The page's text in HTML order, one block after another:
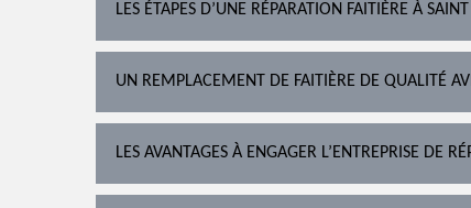
LES ÉTAPES D’UNE RÉPARATION FAITIÈRE À
UN REMPLACEMENT DE FAITIÈRE DE QUALITÉ
LES AVANTAGES À ENGAGER L’ENTREPRISE DE